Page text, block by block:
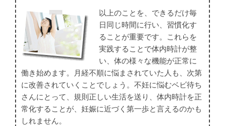
以上のことを、できるだけ毎
日同じ時間に行い、習慣化す
ることが重要です。これらを
実践することで体内時計が整
い、体の様々な機能が正常に
働き始めます。月経不順に悩まされていた人も、次第
に改善されていくことでしょう。不妊に悩むベビ待ち
さんにとって、規則正しい生活を送り、体内時計を正
常化することが、妊娠に近づく第一歩と言えるのかも
しれません。